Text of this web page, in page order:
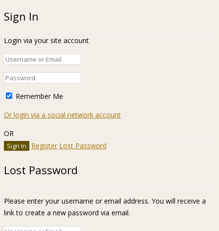
Sign In
Login via your site account
Remember Me
Or login via a social network account
OR
Register Lost Password
Lost Password
Please enter your username or email address. You will receive a
link to create a new password via email.